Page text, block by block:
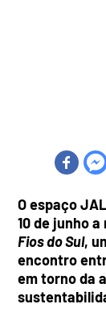
O espaço
10 de junho
Fios do Sul,
encontro
em torno da